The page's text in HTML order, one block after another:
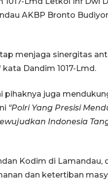
AKBP Bronto
menjaga sinergitas
Dandim 1017-Lmd.
pihaknya juga
"Polri Yang Presisi
Indonesia
Kodim di Lamandau,
dan ketertiban